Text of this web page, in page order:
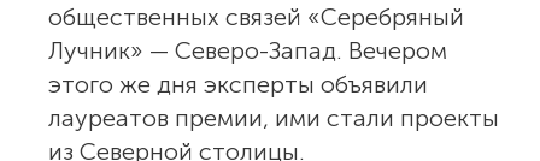
общественных связей «Серебряный
Лучник» — Северо-Запад. Вечером
этого же дня эксперты объявили
лауреатов премии, ими стали проекты
из Северной столицы.